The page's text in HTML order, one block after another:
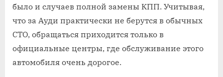
было и случаев полной замены КПП. Учитывая,
что за Ауди практически не берутся в обычных
СТО, обращаться приходится только в
официальные центры, где обслуживание этого
автомобиля очень дорогое.